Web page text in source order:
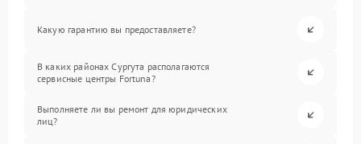
Какую гарантию вы предоставляете?
В каких районах Сургута располагаются
сервисные центры Fortuna?
Выполняете ли вы ремонт для юридических
лиц?